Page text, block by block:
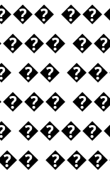
��